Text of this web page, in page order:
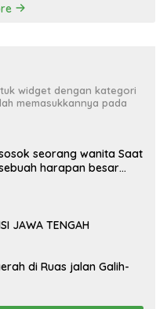
widget dengan kategori
memasukkannya pada
seorang wanita Saat
harapan besar
JAWA TENGAH
di Ruas jalan Galih-